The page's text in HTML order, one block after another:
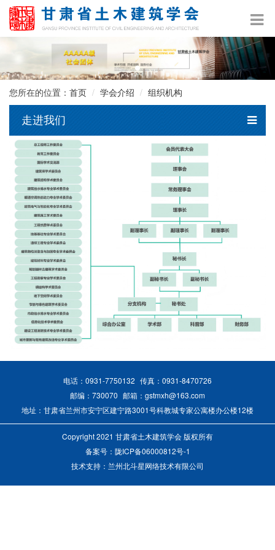
您所在的位置： 首页 学会介绍 组织机构
走进我们
电话：0931-7750132 传真：0931-8470726
邮编：730070 邮箱：gstmxh@163.com
地址：甘肃省兰州市安宁区建宁路3001号科教城专家公寓楼办公楼12楼
Copyright 2021 甘肃省土木建筑学会 版权所有
备案号： 陇ICP备06000812号-1
技术支持：兰州北斗星网络技术有限公司